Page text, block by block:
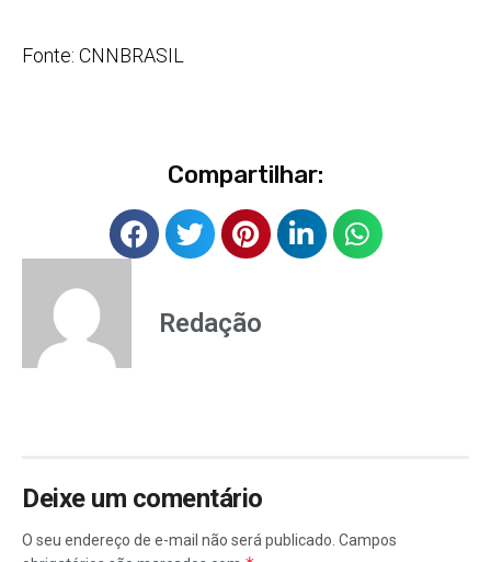
Fonte: CNNBRASIL
Compartilhar:
Redação
Deixe um comentário
O seu endereço de e-mail não será publicado. Campos